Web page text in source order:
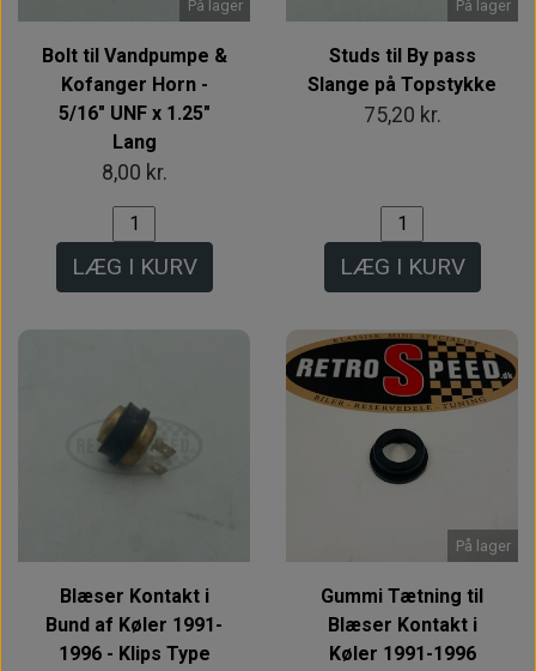
På lager
Bolt til Vandpumpe &
Kofanger Horn -
5/16" UNF x 1.25"
Lang
8,00 kr.
LÆG I KURV
På lager
Studs til By pass
Slange på Topstykke
75,20 kr.
LÆG I KURV
Blæser Kontakt i
Bund af Køler 1991-
1996 - Klips Type
På lager
Gummi Tætning til
Blæser Kontakt i
Køler 1991-1996